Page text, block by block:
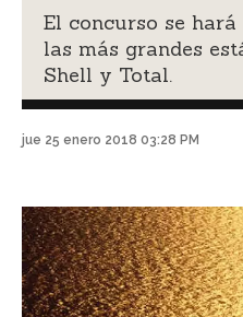
El concurso se hará
las más grandes
Shell y Total.
jue 25 enero 2018 03:28 PM